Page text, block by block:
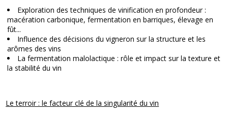
Exploration des techniques de vinification en profondeur :
macération carbonique, fermentation en barriques, élevage en
fût...
Influence des décisions du vigneron sur la structure et les
arômes des vins
La fermentation malolactique : rôle et impact sur la texture et
la stabilité du vin
Le terroir : le facteur clé de la singularité du vin